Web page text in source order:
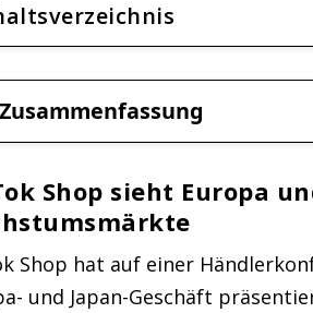
Shop sieht Europa
Shop hat auf einer
und Japan-Geschäft